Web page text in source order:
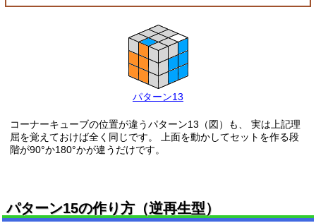
パターン13
コーナーキューブの位置が違うパターン13（図）も、 実は上記理
屈を覚えておけば全く同じです。 上面を動かしてセットを作る段
階が90°か180°かが違うだけです。
パターン15の作り方（逆再生型）